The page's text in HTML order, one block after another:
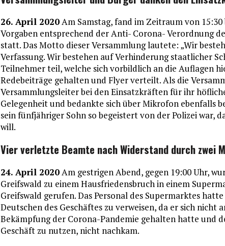
26. April 2020Am Samstag, fand im Zeitraum von
Vorgaben entsprechend der Anti- Corona- Verordnung
statt. Das Motto dieser Versammlung lautete: „Wir
Verfassung. Wir bestehen auf Verhinderung staatlicher
Teilnehmer teil, welche sich vorbildlich an die Auflagen
Redebeiträge gehalten und Flyer verteilt. Als die
Versammlungsleiter bei den Einsatzkräften für ihr
Gelegenheit und bedankte sich über Mikrofon ebenfalls
sein fünfjähriger Sohn so begeistert von der Polizei war,
will.
Vier verletzte Beamte nach Widerstand durch zwei
24. April 2020Am gestrigen Abend, gegen 19:00 Uhr,
Greifswald zu einem Hausfriedensbruch in einem
Greifswald gerufen. Das Personal des Supermarktes
Deutschen des Geschäftes zu verweisen, da er sich nicht
Bekämpfung der Corona-Pandemie gehalten hatte und
Geschäft zu nutzen, nicht nachkam.